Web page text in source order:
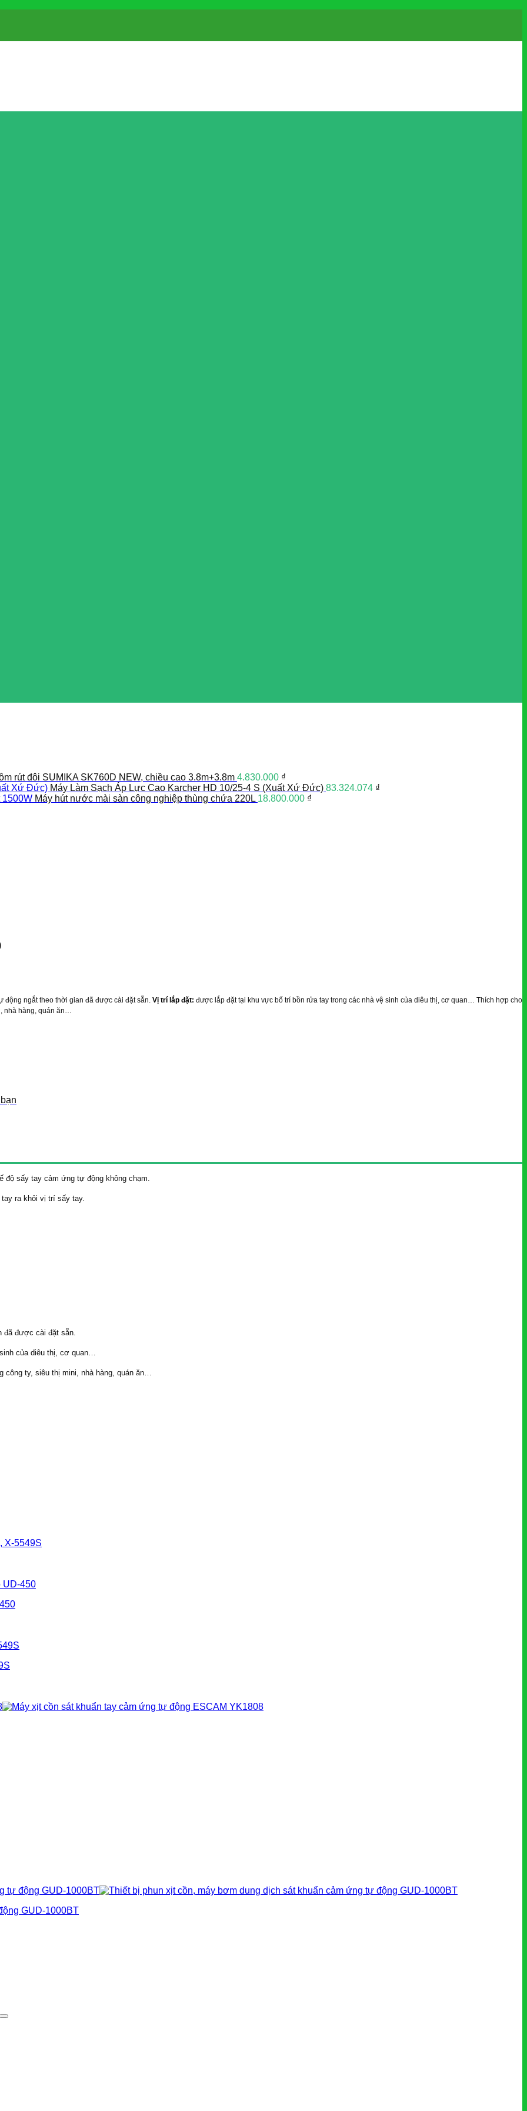
rút đôi SUMIKA SK760D NEW, chiều cao 3.8m+3.8m 4.830.000 ₫
Máy Làm Sạch Áp Lực Cao Karcher HD 10/25-4 S (Xuất Xứ Đức) 83.324.074 ₫
Máy hút nước mài sàn công nghiệp thùng chứa 220L 18.800.000 ₫
động ngắt theo thời gian đã được cài đặt sẵn. Vị trí lắp đặt: được lắp đặt tại khu vực bố trí bồn rửa tay trong các nhà vệ sinh của diêu thị, cơ quan… Thích hợp cho
nhà hàng, quán ăn…
độ sấy tay cảm ứng tự động không chạm.
ra khỏi vị trí sấy tay.
đã được cài đặt sẵn.
của diêu thị, cơ quan…
ty, siêu thị mini, nhà hàng, quán ăn…
X-5549S
GUD-1000BT